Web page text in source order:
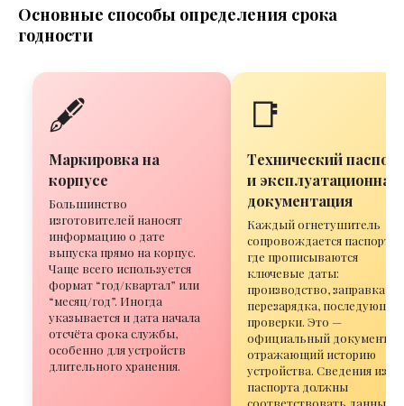
Основные способы определения срока
годности
🖋️
Маркировка на
корпусе
Большинство
изготовителей наносят
информацию о дате
выпуска прямо на корпус.
Чаще всего используется
формат “год/квартал” или
“месяц/год”. Иногда
указывается и дата начала
отсчёта срока службы,
особенно для устройств
длительного хранения.
📑
Технический
и эксплуатационная
документация
Каждый огнетушитель
сопровождается
где прописываются
ключевые даты:
производство, заправка,
перезарядка, последующие
проверки. Это —
официальный документ,
отражающий историю
устройства. Сведения из
паспорта должны